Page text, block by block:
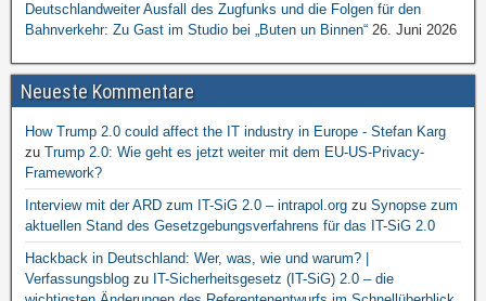
Deutschlandweiter Ausfall des Zugfunks und die Folgen für den
Bahnverkehr: Zu Gast im Studio bei „Buten un Binnen“ 26. Juni 2026
Neueste Kommentare
How Trump 2.0 could affect the IT industry in Europe - Stefan Karg
zu Trump 2.0: Wie geht es jetzt weiter mit dem EU-US-Privacy-
Framework?
Interview mit der ARD zum IT-SiG 2.0 – intrapol.org zu Synopse zum
aktuellen Stand des Gesetzgebungsverfahrens für das IT-SiG 2.0
Hackback in Deutschland: Wer, was, wie und warum? |
Verfassungsblog zu IT-Sicherheitsgesetz (IT-SiG) 2.0 – die